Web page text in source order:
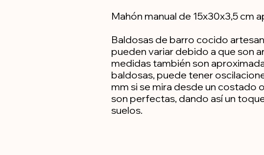
Mahón manual de 15x30x3,5 cm
Baldosas de barro cocido
pueden variar debido a que son
medidas también son
baldosas, puede tener
mm si se mira desde un costado
son perfectas, dando así un
suelos.